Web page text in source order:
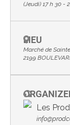
(Jeudi) 17 h 30 -
LIEU
Marché de
2199
Les